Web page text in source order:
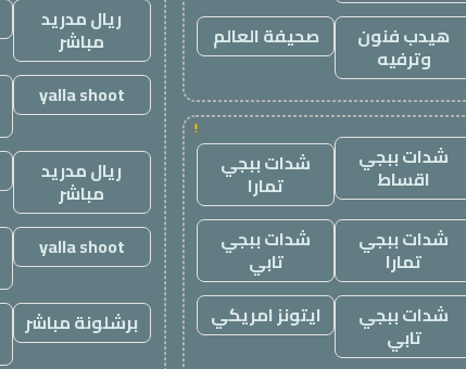
هيدب فنون
وترفيه
صحيفة العالم
!
شدات ببجي
اقساط شدات ببجي
تمارا
شدات ببجي
تمارا
شدات ببجي
تابي
شدات ببجي
تابي
ايتونز امريكي
ريال مدريد
مباشر
yalla shoot
ريال مدريد
مباشر
yalla shoot
برشلونة مباشر